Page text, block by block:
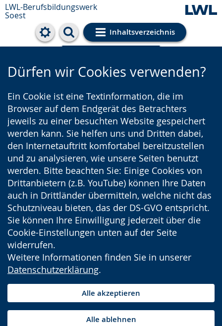
LWL-Berufsbildungswerk
Soest
Inhaltsverzeichnis
Cookie-Einstellungen
Dürfen wir Cookies verwenden?
Ein Cookie ist eine Textinformation, die im
Browser auf dem Endgerät des Betrachters
jeweils zu einer besuchten Website gespeichert
werden kann. Sie helfen uns und Dritten dabei,
den Internetauftritt komfortabel bereitzustellen
und zu analysieren, wie unsere Seiten benutzt
werden. Bitte beachten Sie: Einige Cookies von
Drittanbietern (z.B. YouTube) können Ihre Daten
auch in Drittländer übermitteln, welche nicht das
Schutzniveau bieten, das der DS-GVO entspricht.
Sie können Ihre Einwilligung jederzeit über die
Cookie-Einstellungen unten auf der Seite
widerrufen.
Weitere Informationen finden Sie in unserer
Datenschutzerklärung.
Alle akzeptieren
Alle ablehnen